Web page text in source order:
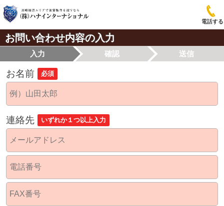
電話する
お問い合わせ内容の入力
入力 確認 送信
お名前 必須
連絡先 いずれか１つ以上入力